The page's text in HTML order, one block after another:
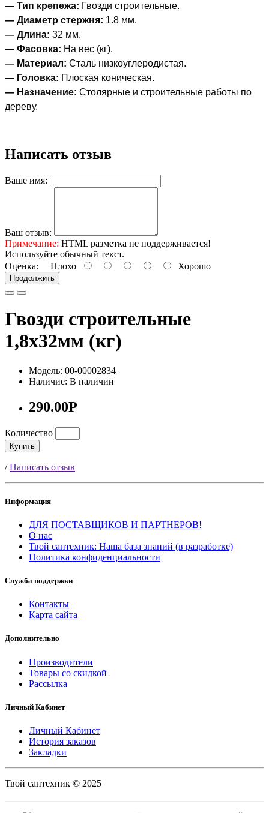
— Тип крепежа: Гвозди строительные.
— Диаметр стержня: 1.8 мм.
— Длина: 32 мм.
— Фасовка: На вес (кг).
— Материал: Сталь низкоуглеродистая.
— Головка: Плоская коническая.
— Назначение: Столярные и строительные работы по
дереву.
Написать отзыв
Ваше имя:
Ваш отзыв:
Примечание: HTML разметка не поддерживается!
Используйте обычный текст.
Оценка: Плохо Хорошо
Продолжить
Гвозди строительные
1,8х32мм (кг)
Модель: 00-00002834
Наличие: В наличии
290.00Р
Количество
Купить
/Написать отзыв
Информация
ДЛЯ ПОСТАВЩИКОВ И ПАРТНЕРОВ!
О нас
Твой сантехник: Наша база знаний (в разработке)
Политика конфиденциальности
Служба поддержки
Контакты
Карта сайта
Дополнительно
Производители
Товары со скидкой
Рассылка
Личный Кабинет
Личный Кабинет
История заказов
Закладки
Твой сантехник © 2025